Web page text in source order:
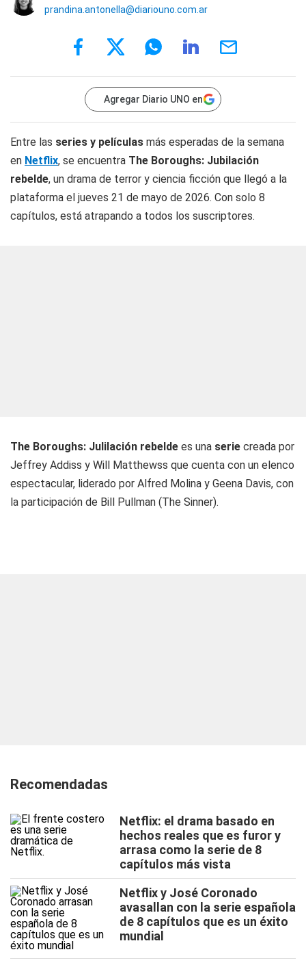
prandina.antonella@diariouno.com.ar
Agregar Diario UNO en
Entre las series y películas más esperadas de la semana
en Netflix, se encuentra The Boroughs: Jubilación
rebelde, un drama de terror y ciencia ficción que llegó a la
plataforma el jueves 21 de mayo de 2026. Con solo 8
capítulos, está atrapando a todos los suscriptores.
The Boroughs: Julilación rebelde es una serie creada por
Jeffrey Addiss y Will Matthewss que cuenta con un elenco
espectacular, liderado por Alfred Molina y Geena Davis, con
la participación de Bill Pullman (The Sinner).
Recomendadas
Netflix: el drama basado en
hechos reales que es furor y
arrasa como la serie de 8
capítulos más vista
Netflix y José Coronado
avasallan con la serie española
de 8 capítulos que es un éxito
mundial